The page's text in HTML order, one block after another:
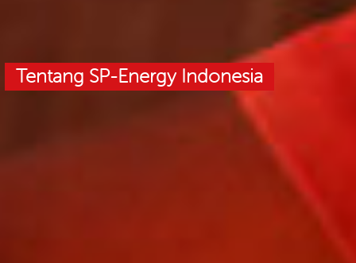
Tentang SP-Energy Indonesia